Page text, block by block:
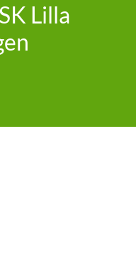
Lilla